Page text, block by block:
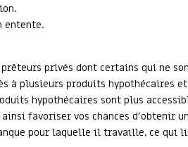
entente.
privés dont certains qui ne
à plusieurs produits hypothécaires
hypothécaires sont plus
favoriser vos chances d’obtenir
pour laquelle il travaille, ce qui